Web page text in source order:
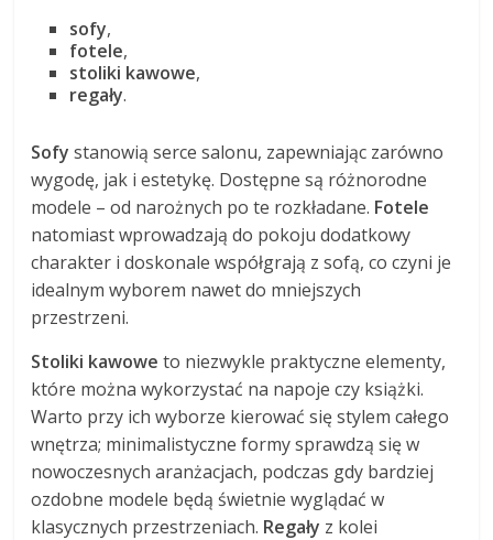
sofy,
fotele,
stoliki kawowe,
regały.
Sofy stanowią serce salonu, zapewniając zarówno
wygodę, jak i estetykę. Dostępne są różnorodne
modele – od narożnych po te rozkładane. Fotele
natomiast wprowadzają do pokoju dodatkowy
charakter i doskonale współgrają z sofą, co czyni je
idealnym wyborem nawet do mniejszych
przestrzeni.
Stoliki kawowe to niezwykle praktyczne elementy,
które można wykorzystać na napoje czy książki.
Warto przy ich wyborze kierować się stylem całego
wnętrza; minimalistyczne formy sprawdzą się w
nowoczesnych aranżacjach, podczas gdy bardziej
ozdobne modele będą świetnie wyglądać w
klasycznych przestrzeniach. Regały z kolei